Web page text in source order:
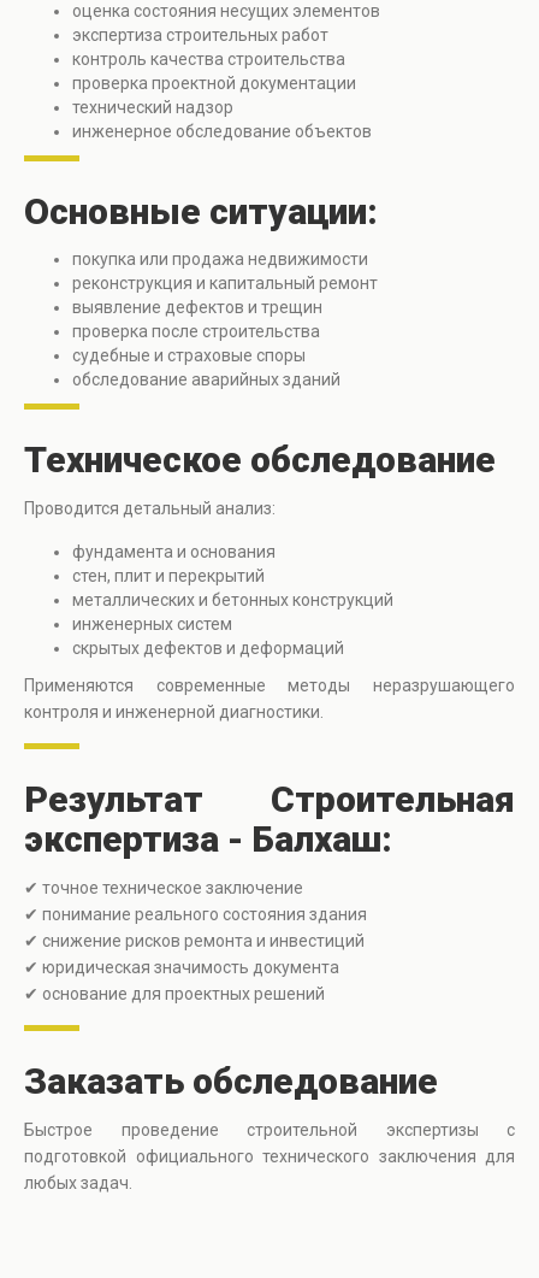
оценка состояния несущих элементов
экспертиза строительных работ
контроль качества строительства
проверка проектной документации
технический надзор
инженерное обследование объектов
Основные ситуации:
покупка или продажа недвижимости
реконструкция и капитальный ремонт
выявление дефектов и трещин
проверка после строительства
судебные и страховые споры
обследование аварийных зданий
Техническое обследование
Проводится детальный анализ:
фундамента и основания
стен, плит и перекрытий
металлических и бетонных конструкций
инженерных систем
скрытых дефектов и деформаций
Применяются современные методы неразрушающего
контроля и инженерной диагностики.
Результат Строительная
экспертиза - Балхаш:
✔ точное техническое заключение
✔ понимание реального состояния здания
✔ снижение рисков ремонта и инвестиций
✔ юридическая значимость документа
✔ основание для проектных решений
Заказать обследование
Быстрое проведение строительной экспертизы с
подготовкой официального технического заключения для
любых задач.